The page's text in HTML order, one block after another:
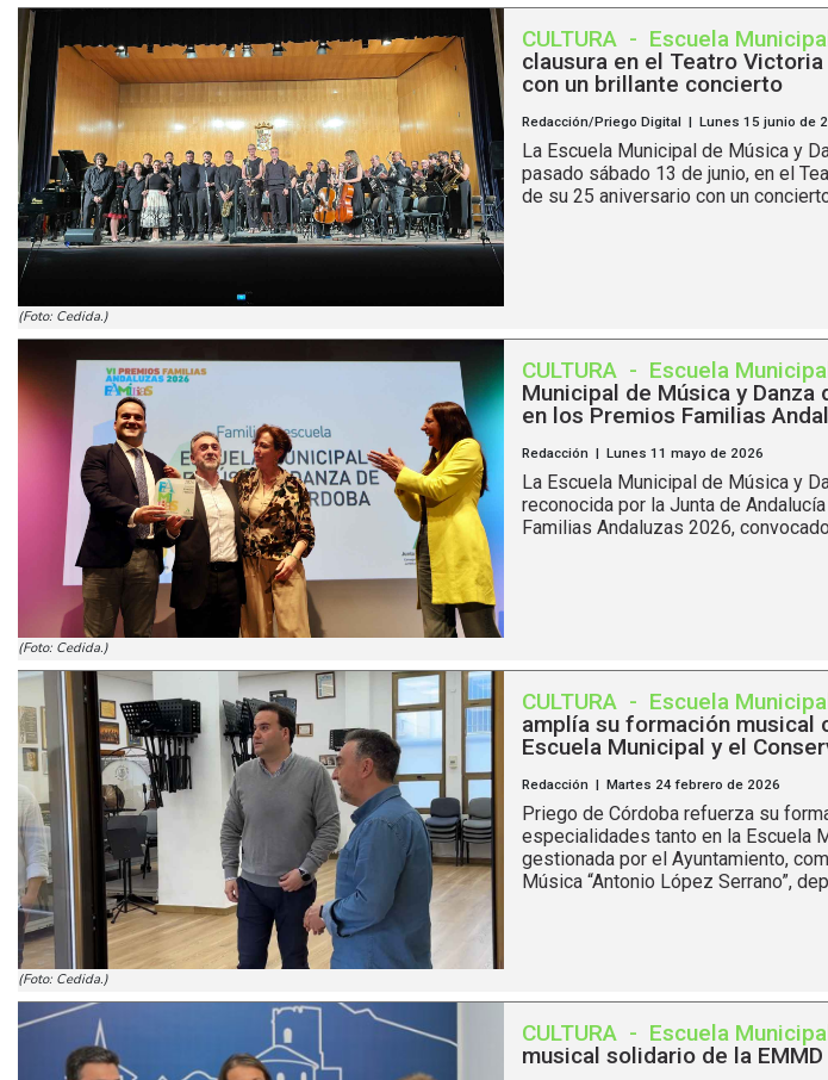
(Foto: Cedida.)
CULTURA - Escuela
clausura en el Teatro
con un brillante concierto
Redacción/Priego Digital | Lunes 15 junio de
La Escuela Municipal de Música y
pasado sábado 13 de junio, en el
de su 25 aniversario con un
(Foto: Cedida.)
CULTURA - Escuela
Municipal de Música y
en los Premios Familias
Redacción | Lunes 11 mayo de 2026
La Escuela Municipal de Música y
reconocida por la Junta de
Familias Andaluzas 2026,
(Foto: Cedida.)
CULTURA - Escuela
amplía su formación musical
Escuela Municipal y el
Redacción | Martes 24 febrero de 2026
Priego de Córdoba refuerza su
especialidades tanto en la Escuela
gestionada por el Ayuntamiento,
Música “Antonio López Serrano”,
CULTURA - Escuela
musical solidario de la